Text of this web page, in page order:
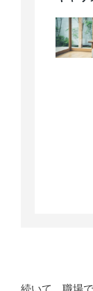
続いて、職場